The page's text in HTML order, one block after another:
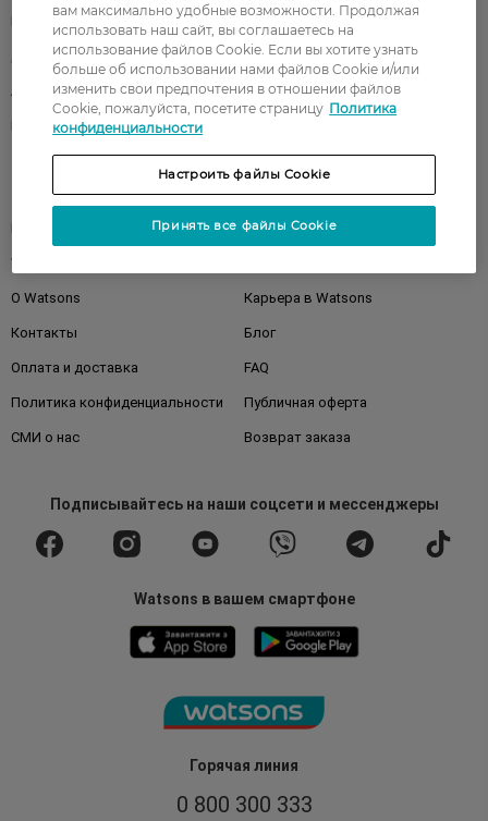
Горячая линия
0 800 300 333
Волосы
Аксессуары Дерматокосметика
Бренды
Клиентам
Магазины
Watsons Club
О Watsons Карьера в Watsons
Контакты Блог
Оплата и доставка FAQ
Политика конфиденциальности Публичная оферта
СМИ о нас Возврат заказа
Подписывайтесьна наши соцсети и мессенджеры
Watsons в вашем смартфоне
вам максимально удобные возможности. Продолжая
использовать наш сайт, вы соглашаетесь на
использование файлов Cookie. Если вы хотите узнать
больше об использовании нами файлов Cookie и/или
изменить свои предпочтения в отношении файлов
Cookie, пожалуйста, посетите страницу Политика
конфиденциальности
Настроить файлы Cookie
Принять все файлы Cookie